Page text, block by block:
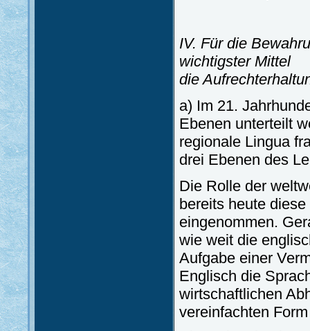
IV. Für die
wichtigster Mittel
die
a) Im 21.
Ebenen unterteilt
regionale Lingua
drei Ebenen des
Die Rolle der
bereits heute
eingenommen.
wie weit die
Aufgabe einer
Englisch die
wirtschaftlichen
vereinfachten